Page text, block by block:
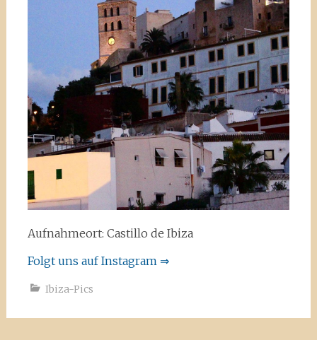
Aufnahmeort: Castillo de Ibiza
Folgt uns auf Instagram ⇒
Ibiza-Pics